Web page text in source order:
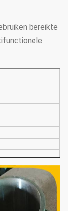
bereikte